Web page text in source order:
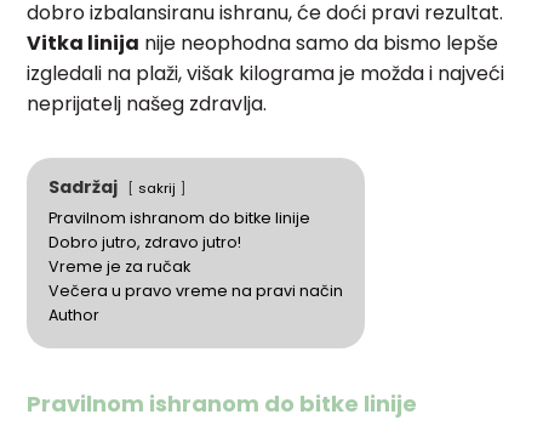
dobro izbalansiranu ishranu, će doći pravi rezultat.
Vitka linija nije neophodna samo da bismo lepše
izgledali na plaži, višak kilograma je možda i najveći
neprijatelj našeg zdravlja.
Sadržaj sakrij
Pravilnom ishranom do bitke linije
Dobro jutro, zdravo jutro!
Vreme je za ručak
Večera u pravo vreme na pravi način
Author
Pravilnom ishranom do bitke linije